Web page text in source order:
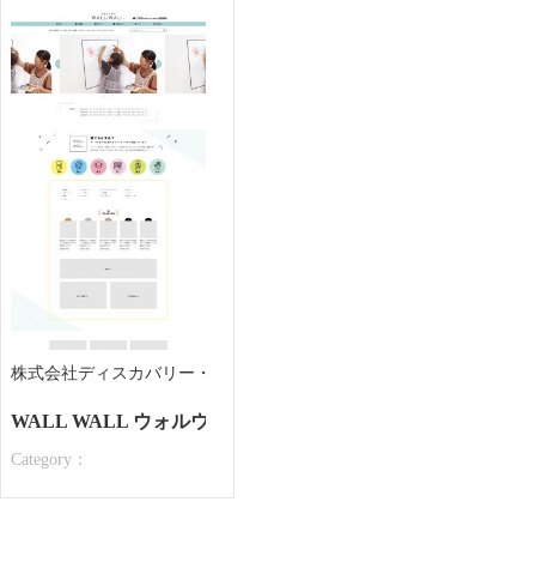
株式会社ディスカバリー・コア 様
WALL WALL ウォルウォル
Category：